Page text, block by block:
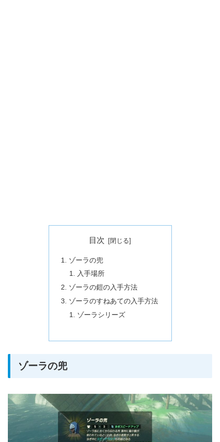
目次
ゾーラの兜
入手場所
ゾーラの鎧の入手方法
ゾーラのすねあての入手方法
ゾーラシリーズ
ゾーラの兜